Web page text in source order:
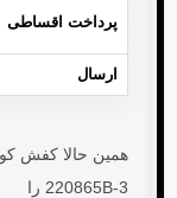
پرداخت اقساطی
ارسال
همین حالا
220865B-3 را